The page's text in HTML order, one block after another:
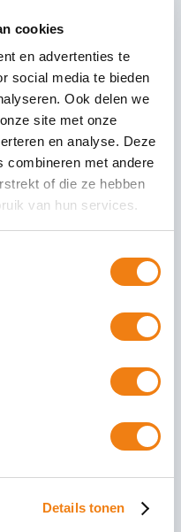
cookies
en advertenties te
social media te bieden
Ook delen we
site met onze
en analyse. Deze
combineren met andere
of die ze hebben
van hun services.
Details tonen
Bij een PayChecked
als transportbedrijf,
werkt en
Lees Verder